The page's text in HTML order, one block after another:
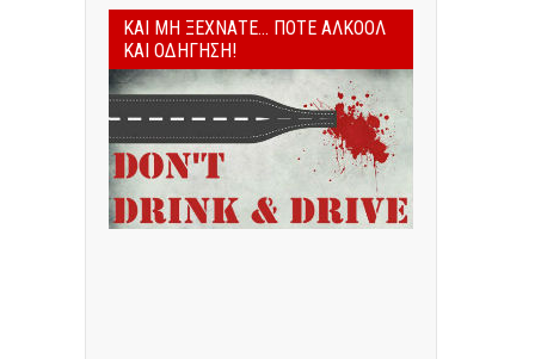
ΚΑΙ ΜΗ ΞΕΧΝΆΤΕ... ΠΟΤΈ ΑΛΚΟΌΛ
ΚΑΙ ΟΔΉΓΗΣΗ!